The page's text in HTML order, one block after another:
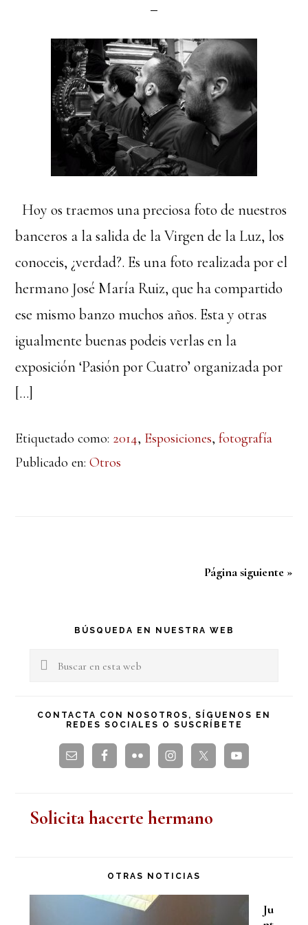
Hoy os traemos una preciosa foto de nuestros
banceros a la salida de la Virgen de la Luz, los
conoceis, ¿verdad?. Es una foto realizada por el
hermano José María Ruiz, que ha compartido
ese mismo banzo muchos años. Esta y otras
igualmente buenas podeis verlas en la
exposición ‘Pasión por Cuatro’ organizada por
[…]
Etiquetado como: 2014, Esposiciones,fotografía
Publicado en:Otros
Página siguiente »
Barra
lateral
BÚSQUEDA EN NUESTRA WEB
Buscar
esta
CONTACTA CON NOSOTROS, SÍGUENOS EN
REDES SOCIALES O SUSCRÍBETE
Solicita hacerte hermano
OTRAS NOTICIAS
Ju